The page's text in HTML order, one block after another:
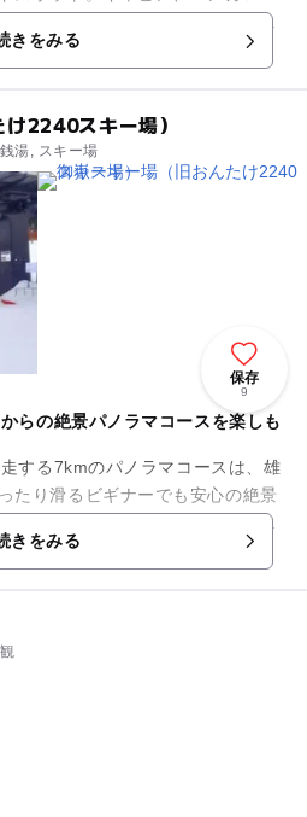
ーテントサイトなどの宿泊施設に
きをみる
2240スキー場）
湯, スキー場
保存
9
らの絶景パノラマコースを楽しも
する7kmのパノラマコースは、雄
たり滑るビギナーでも安心の絶景
自然に抱かれながらロングランの
きをみる